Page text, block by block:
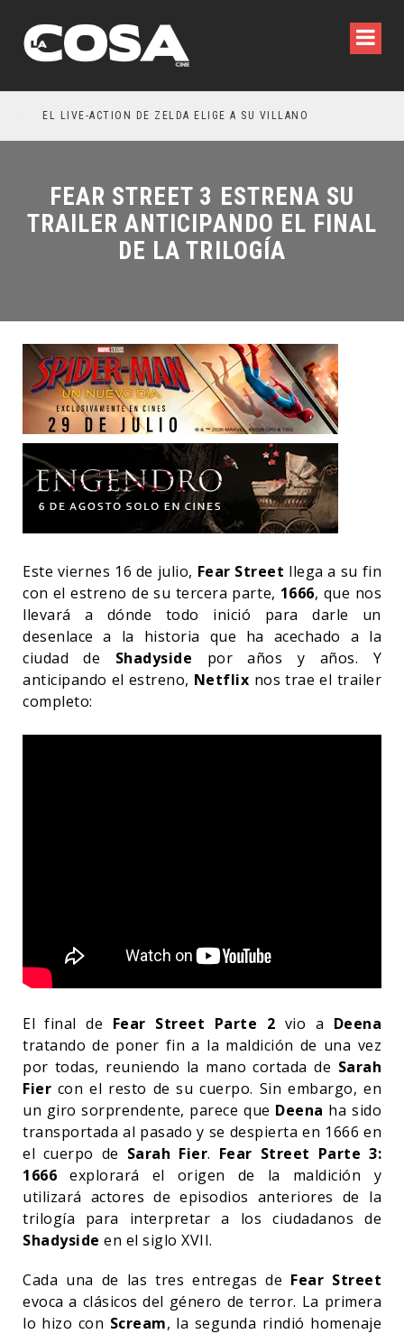
EL LIVE-ACTION DE ZELDA ELIGE A SU VILLANO
FEAR STREET 3 ESTRENA SU
TRAILER ANTICIPANDO EL FINAL
DE LA TRILOGÍA
Este viernes 16 de julio, Fear Street llega a su fin
con el estreno de su tercera parte, 1666, que nos
llevará a dónde todo inició para darle un
desenlace a la historia que ha acechado a la
ciudad de Shadyside por años y años. Y
anticipando el estreno, Netflix nos trae el trailer
completo:
El final de Fear Street Parte 2 vio a Deena
tratando de poner fin a la maldición de una vez
por todas, reuniendo la mano cortada de Sarah
Fier con el resto de su cuerpo. Sin embargo, en
un giro sorprendente, parece que Deena ha sido
transportada al pasado y se despierta en 1666 en
el cuerpo de Sarah Fier. Fear Street Parte 3:
1666explorará el origen de la maldición y
utilizará actores de episodios anteriores de la
trilogía para interpretar a los ciudadanos de
Shadyside en el siglo XVII.
Cada una de las tres entregas de Fear Street
evoca a clásicos del género de terror. La primera
lo hizo con Scream, la segunda rindió homenaje